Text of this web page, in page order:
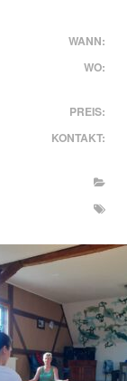
WANN:
WO:
PREIS:
KONTAKT: